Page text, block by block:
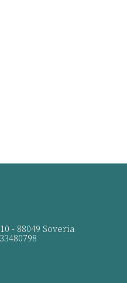
- 88049 Soveria